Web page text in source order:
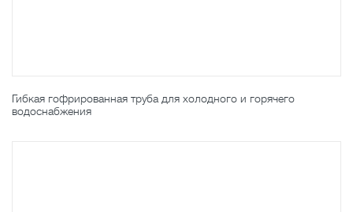
Гибкая гофрированная труба для холодного и горячего
водоснабжения